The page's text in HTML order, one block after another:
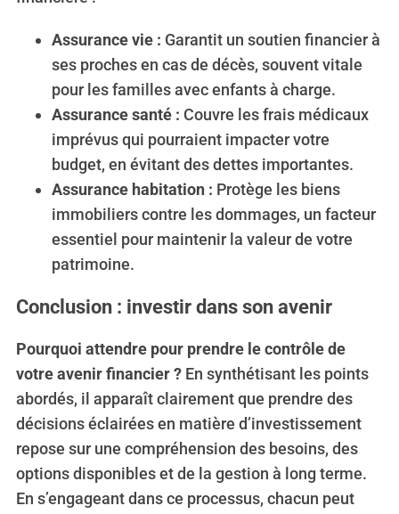
Assurance vie : Garantit un soutien financier à
ses proches en cas de décès, souvent vitale
pour les familles avec enfants à charge.
Assurance santé : Couvre les frais médicaux
imprévus qui pourraient impacter votre
budget, en évitant des dettes importantes.
Assurance habitation : Protège les biens
immobiliers contre les dommages, un facteur
essentiel pour maintenir la valeur de votre
patrimoine.
Conclusion : investir dans son avenir
Pourquoi attendre pour prendre le contrôle de
votre avenir financier ?En synthétisant les points
abordés, il apparaît clairement que prendre des
décisions éclairées en matière d’investissement
repose sur une compréhension des besoins, des
options disponibles et de la gestion à long terme.
En s’engageant dans ce processus, chacun peut